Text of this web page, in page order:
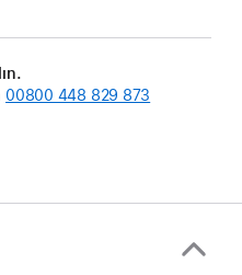
00800 448 829 873